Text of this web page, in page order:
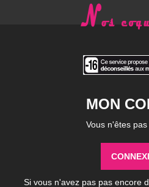
MON
Vous n'êtes pas
Si vous n'avez pas pas encore